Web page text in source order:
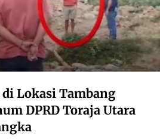
Lokasi Tambang
DPRD Toraja Utara